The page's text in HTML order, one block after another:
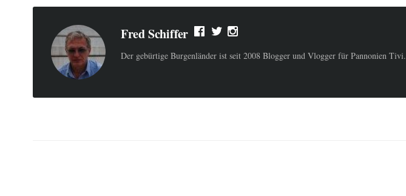
Fred Schiffer
Der gebürtige Burgenländer ist seit 2008 Blogger und Vlogger für Pannonien Tivi.